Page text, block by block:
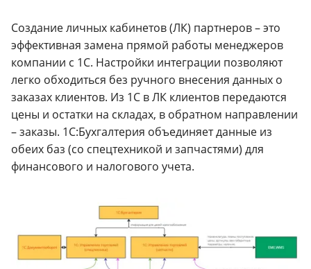
Создание личных кабинетов (ЛК) партнеров – это
эффективная замена прямой работы менеджеров
компании с 1С. Настройки интеграции позволяют
легко обходиться без ручного внесения данных о
заказах клиентов. Из 1С в ЛК клиентов передаются
цены и остатки на складах, в обратном направлении
– заказы. 1C:Бухгалтерия объединяет данные из
обеих баз (со спецтехникой и запчастями) для
финансового и налогового учета.